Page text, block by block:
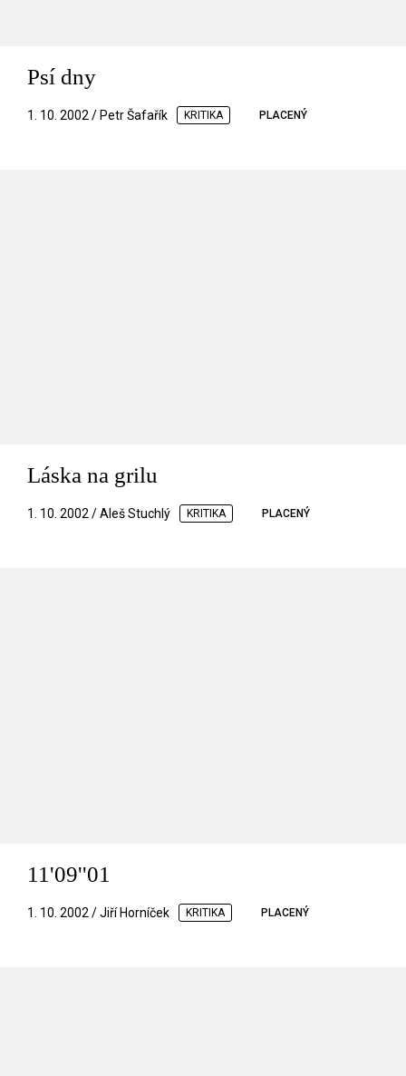
Psí dny
1. 10. 2002 / Petr Šafařík KRITIKA PLACENÝ
Láska na grilu
1. 10. 2002 / Aleš Stuchlý KRITIKA PLACENÝ
11'09''01
1. 10. 2002 / Jiří Horníček KRITIKA PLACENÝ